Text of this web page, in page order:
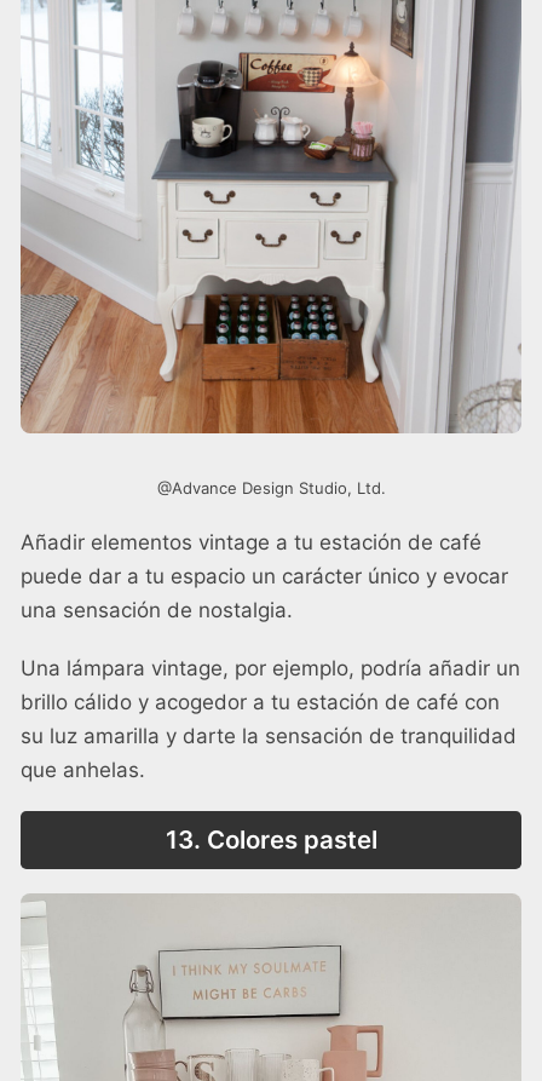
@Advance Design Studio, Ltd.
Añadir elementos vintage a tu estación de café
puede dar a tu espacio un carácter único y evocar
una sensación de nostalgia.
Una lámpara vintage, por ejemplo, podría añadir un
brillo cálido y acogedor a tu estación de café con
su luz amarilla y darte la sensación de tranquilidad
que anhelas.
13. Colores pastel